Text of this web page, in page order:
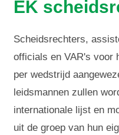
EK
Scheidsrechters,
officials en VAR's voor
per wedstrijd
leidsmannen zullen
internationale lijst en
uit de groep van hun